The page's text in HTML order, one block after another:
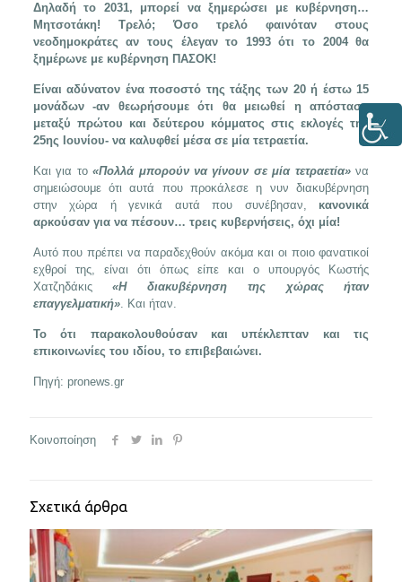
Δηλαδή το 2031, μπορεί να ξημερώσει με κυβέρνηση…
Μητσοτάκη! Τρελό; Όσο τρελό φαινόταν στους
νεοδημοκράτες αν τους έλεγαν το 1993 ότι το 2004 θα
ξημέρωνε με κυβέρνηση ΠΑΣΟΚ!
Είναι αδύνατον ένα ποσοστό της τάξης των 20 ή έστω 15
μονάδων -αν θεωρήσουμε ότι θα μειωθεί η απόσταση
μεταξύ πρώτου και δεύτερου κόμματος στις εκλογές της
25ης Ιουνίου- να καλυφθεί μέσα σε μία τετραετία.
Και για το«Πολλά μπορούν να γίνουν σε μία τετραετία» να
σημειώσουμε ότι αυτά που προκάλεσε η νυν διακυβέρνηση
στην χώρα ή γενικά αυτά που συνέβησαν, κανονικά
αρκούσαν για να πέσουν… τρεις κυβερνήσεις, όχι μία!
Αυτό που πρέπει να παραδεχθούν ακόμα και οι ποιο φανατικοί
εχθροί της, είναι ότι όπως είπε και ο υπουργός Κωστής
Χατζηδάκις«Η διακυβέρνηση της χώρας ήταν
επαγγελματική». Και ήταν.
Το ότι παρακολουθούσαν και υπέκλεπταν και τις
επικοινωνίες του ιδίου, το επιβεβαιώνει.
Πηγή: pronews.gr
Κοινοποίηση
Σχετικά άρθρα